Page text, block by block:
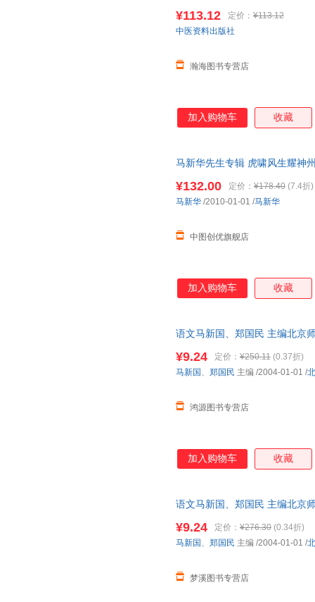
¥113.12 定价： ¥113.12
瀚海图书专营店
中医资料出版社
加入购物车 收藏
马新华先生专辑 虎啸风生耀神
¥132.00 定价： ¥178.40 (7.4折)
中图创优旗舰店
马新华 /2010-01-01 /马新华
加入购物车 收藏
语文马新国、郑国民 主编北京
¥9.24 定价： ¥250.11 (0.37折)
鸿源图书专营店
马新国 、 郑国民 主编 /2004-01-01 /
加入购物车 收藏
语文马新国、郑国民 主编北京
¥9.24 定价： ¥276.30 (0.34折)
梦溪图书专营店
马新国 、 郑国民 主编 /2004-01-01 /